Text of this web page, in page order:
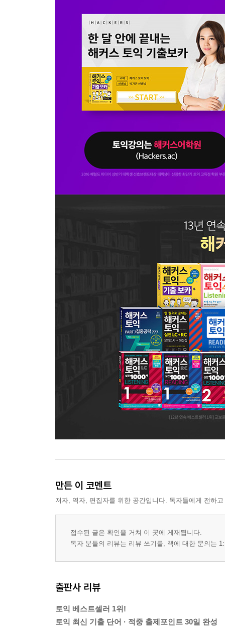
만든 이 코멘트
저자, 역자, 편집자를 위한 공간입니다. 독자들에게 전하
접수된 글은 확인을 거쳐 이 곳에 게재됩니다.
독자 분들의 리뷰는 리뷰 쓰기를, 책에 대한 문의는
출판사 리뷰
토익 베스트셀러 1위!
토익 최신 기출 단어 · 적중 출제포인트 30일 완성